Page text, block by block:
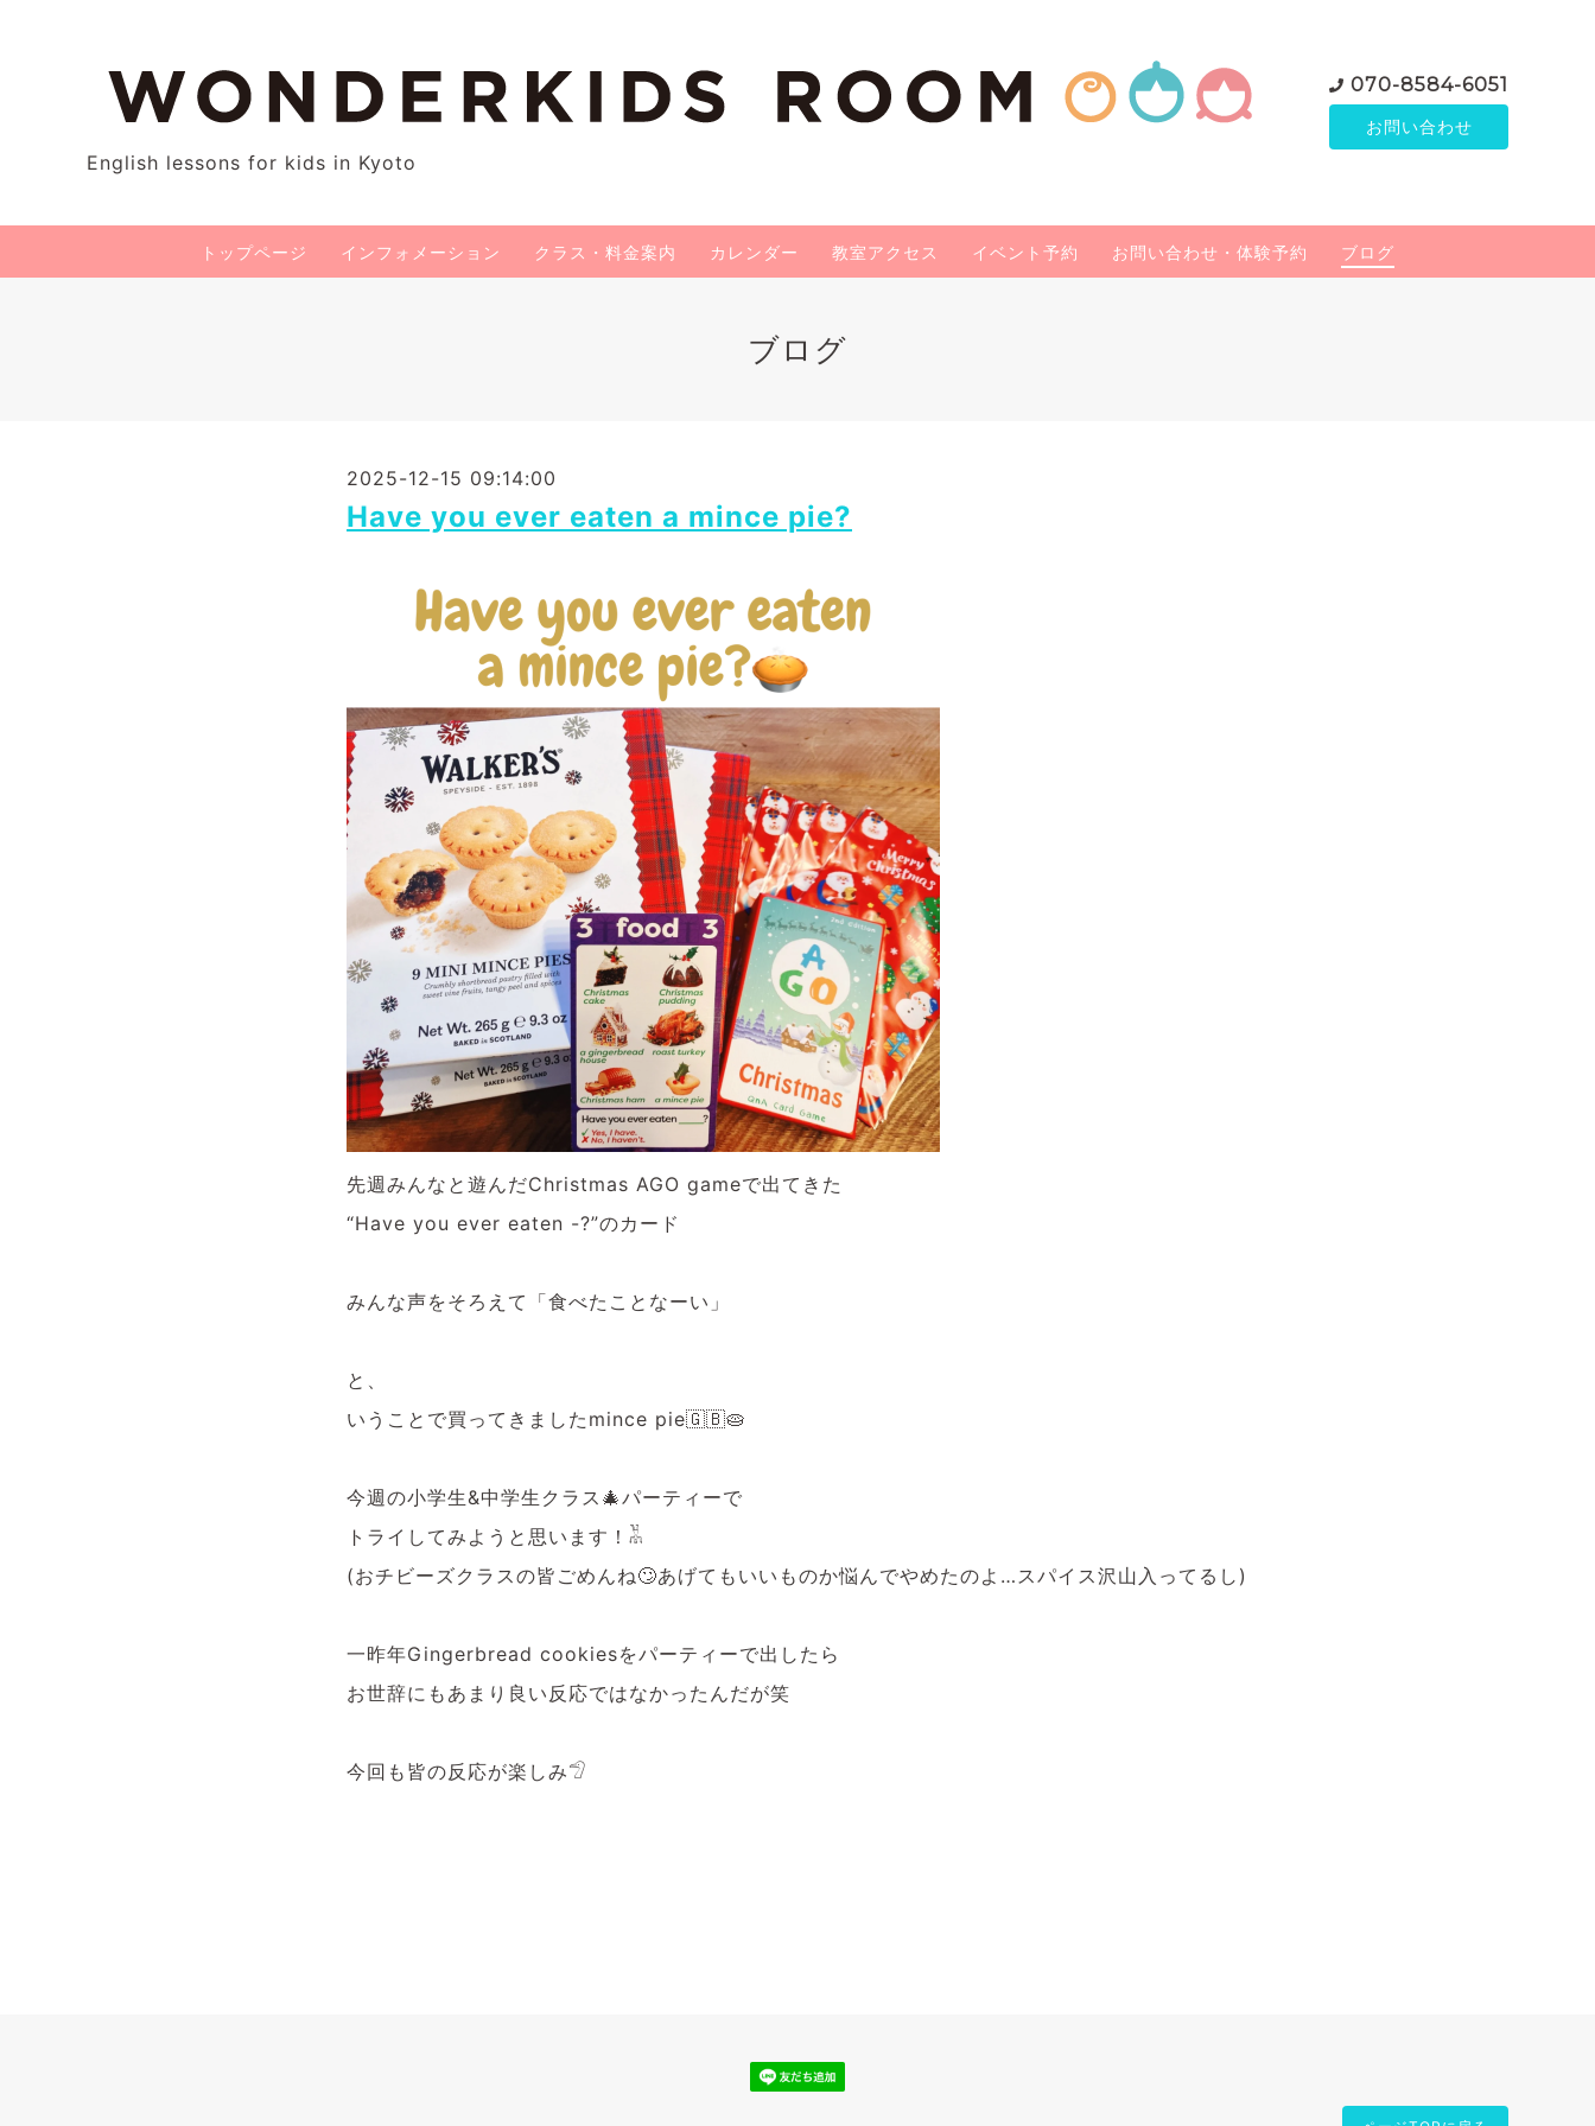
English lessons for kids in Kyoto
070-8584-6051
お問い合わせ
トップページ インフォメーション クラス・料金案内 カレンダー 教室アクセス イベント予約 お問い合わせ・体験予約 ブログ
ブログ
2025-12-15 09:14:00
Have you ever eaten a mince pie?
先週みんなと遊んだChristmas AGO gameで出てきた
“Have you ever eaten -?”のカード
みんな声をそろえて「食べたことなーい」
と、
いうことで買ってきましたmince pie🇬🇧🥧
今週の小学生&中学生クラス🎄パーティーで
トライしてみようと思います！𓀡
(おチビーズクラスの皆ごめんね🙄あげてもいいものか悩んでやめたのよ…スパイス沢山入ってるし)
一昨年Gingerbread cookiesをパーティーで出したら
お世辞にもあまり良い反応ではなかったんだが笑
今回も皆の反応が楽しみ𓅿